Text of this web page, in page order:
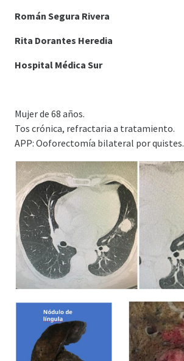
Román Segura Rivera
Rita Dorantes Heredia
Hospital Médica Sur
Mujer de 68 años.
Tos crónica, refractaria a tratamiento.
APP: Ooforectomía bilateral por quistes.